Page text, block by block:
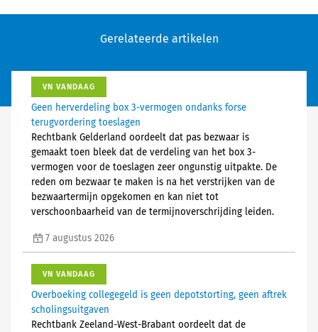
Gerelateerde artikelen
VN VANDAAG
Geen herverdeling box 3-vermogen ondanks forse
terugvordering toeslagen
Rechtbank Gelderland oordeelt dat pas bezwaar is
gemaakt toen bleek dat de verdeling van het box 3-
vermogen voor de toeslagen zeer ongunstig uitpakte. De
reden om bezwaar te maken is na het verstrijken van de
bezwaartermijn opgekomen en kan niet tot
verschoonbaarheid van de termijnoverschrijding leiden.
7 augustus 2026
VN VANDAAG
Overboeking collegegeld is geen depotstorting, geen aftrek
scholingsuitgaven
Rechtbank Zeeland-West-Brabant oordeelt dat de